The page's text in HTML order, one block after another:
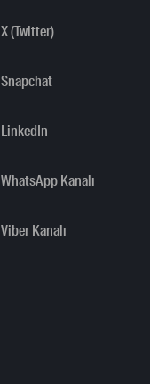
X (Twitter)
Snapchat
LinkedIn
WhatsApp Kanalı
Viber Kanalı